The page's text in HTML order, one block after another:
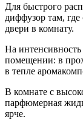
Для быстрого
диффузор там, где
двери в комнату.
На интенсивность
помещении: в
в тепле
В комнате с
парфюмерная
ярче.